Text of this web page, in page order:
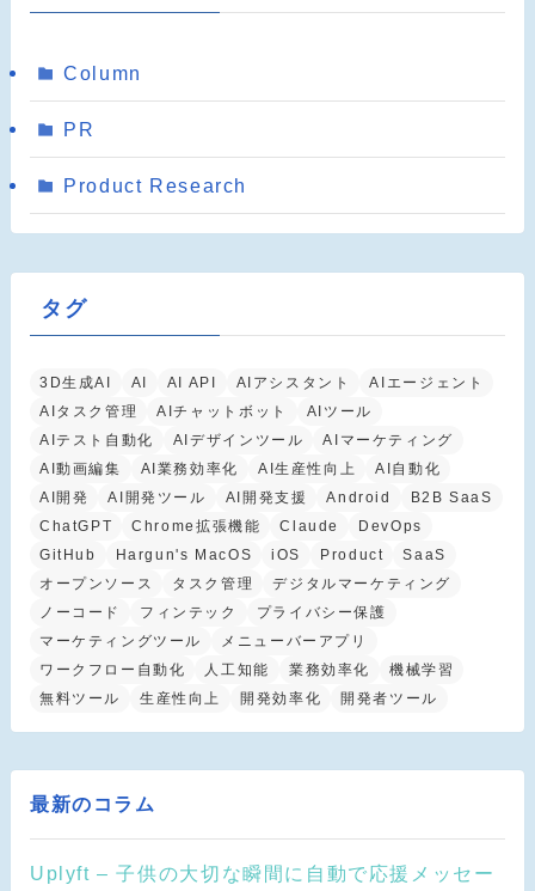
Column
PR
Product Research
タグ
3D生成AI AI AI API AIアシスタント
AIエージェント
AIタスク管理
AIチャットボット
AIツール
AIテスト自動化
AIデザインツール
AIマーケティング
AI動画編集
AI業務効率化 AI生産性向上
AI自動化
AI開発
AI開発ツール AI開発支援 Android
B2B SaaS
ChatGPT
Chrome拡張機能 Claude
DevOps
GitHub
Hargun's MacOS iOS Product
SaaS
オープンソース
タスク管理
デジタルマーケティング
ノーコード
フィンテック
プライバシー保護
マーケティングツール
メニューバーアプリ
ワークフロー自動化
人工知能 業務効率化
機械学習
無料ツール
生産性向上 開発効率化 開発者ツール
最新のコラム
Uplyft – 子供の大切な瞬間に自動で応援メッセー